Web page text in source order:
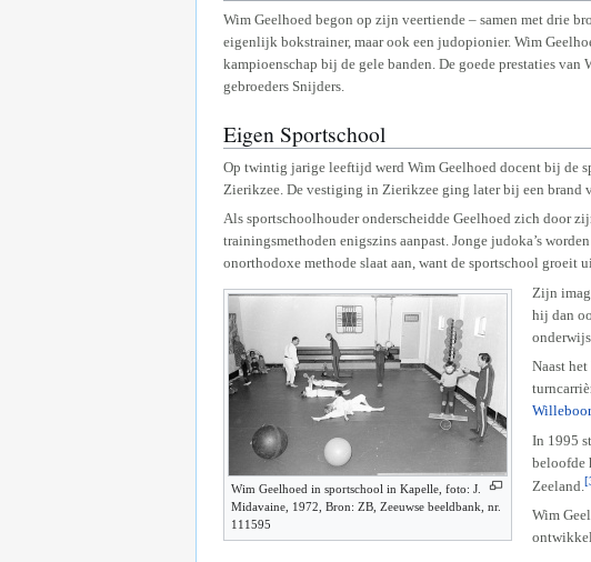
Wim Geelhoed begon op zijn veertiende – samen met drie
eigenlijk bokstrainer, maar ook een judopionier. Wim
kampioenschap bij de gele banden. De goede prestaties
gebroeders Snijders.
Eigen Sportschool
Op twintig jarige leeftijd werd Wim Geelhoed docent bij de
Zierikzee. De vestiging in Zierikzee ging later bij een brand
Als sportschoolhouder onderscheidde Geelhoed zich door
trainingsmethoden enigszins aanpast. Jonge judoka’s
onorthodoxe methode slaat aan, want de sportschool groeit
Wim Geelhoed in sportschool in Kapelle, foto: J.
Midavaine, 1972, Bron: ZB, Zeeuwse beeldbank, nr.
111595
Zijn
hij dan
Naast
In 1995
beloofde
Zeeland.
Wim